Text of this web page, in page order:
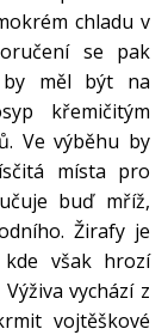
chladu v
se pak
měl být na
křemičitým
Ve výběhu by
místa pro
buď mříž,
Žirafy je
však hrozí
vychází z
vojtěškové